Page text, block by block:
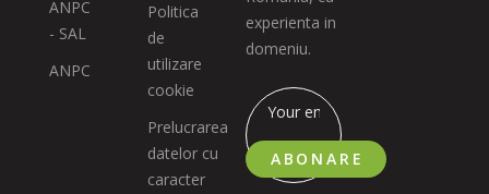
ANPC
- SAL
ANPC
Politica
de
utilizare
cookie
Prelucrarea
datelor cu
caracter
experienta in
domeniu.
ABONARE